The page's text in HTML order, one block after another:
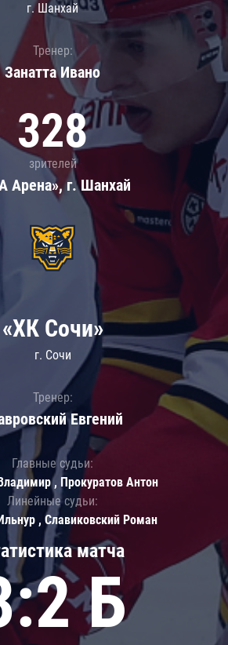
г. Шанхай
Тренер:
Занатта Иванo
328
зрителей
Арена», г. Шанхай
матча
Б
«ХК Сочи»
г. Сочи
Тренер:
Евгений
Главные судьи:
, Прокуратов Антон
Линейные судьи:
, Славиковский Роман